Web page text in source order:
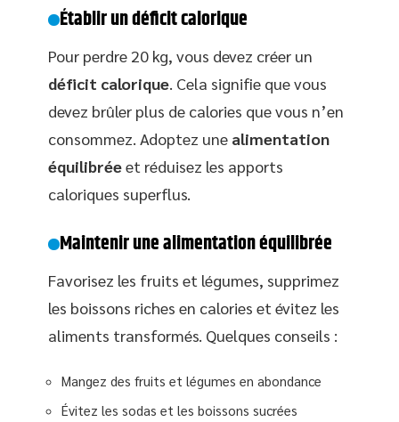
Établir un déficit calorique
Pour perdre 20 kg, vous devez créer un
déficit calorique. Cela signifie que vous
devez brûler plus de calories que vous n’en
consommez. Adoptez une alimentation
équilibréeet réduisez les apports
caloriques superflus.
Maintenir une alimentation équilibrée
Favorisez les fruits et légumes, supprimez
les boissons riches en calories et évitez les
aliments transformés. Quelques conseils :
Mangez des fruits et légumes en abondance
Évitez les sodas et les boissons sucrées